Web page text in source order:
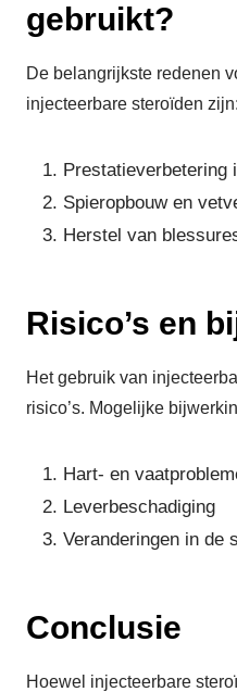
gebruikt?
De belangrijkste redenen
injecteerbare steroïden zijn:
Prestatieverbetering
Spieropbouw en
Herstel van
Risico’s en
Het gebruik van
risico’s. Mogelijke
Hart- en
Leverbeschadiging
Veranderingen in de
Conclusie
Hoewel injecteerbare